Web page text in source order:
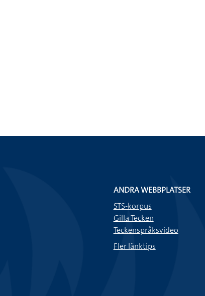
ANDRA WEBBPLATSER
STS-korpus
Gilla Tecken
Teckenspråksvideo
Fler länktips